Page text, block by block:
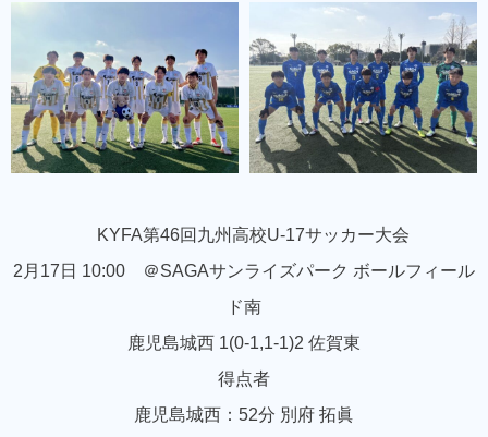
KYFA第46回九州高校U-17サッカー大会
2月17日 10:00 ＠SAGAサンライズパーク ボールフィール
ド南
鹿児島城西 1(0-1,1-1)2 佐賀東
得点者
鹿児島城西：52分 別府 拓眞